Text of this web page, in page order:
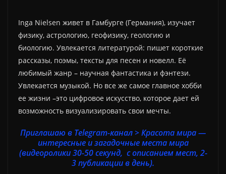
Inga Nielsen живет в Гамбурге (Германия), изучает
физику, астрологию, геофизику, геологию и
биологию. Увлекается литературой: пишет короткие
рассказы, поэмы, тексты для песен и новелл. Её
любимый жанр – научная фантастика и фэнтези.
Увлекается музыкой. Но все же самое главное хобби
ее жизни –это цифровое искусство, которое дает ей
возможность визуализировать свои мечты.
Приглашаю в Telegram-канал > Красота мира —
интересные и загадочные места мира
(видеоролики 30-50 секунд, с описанием мест, 2-
3 публикации в день).